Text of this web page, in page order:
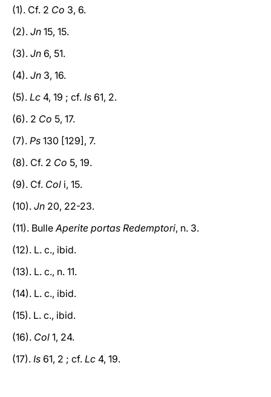
(1). Cf. 2 Co 3, 6.
(2). Jn 15, 15.
(3). Jn 6, 51.
(4). Jn 3, 16.
(5). Lc 4, 19 ; cf. Is 61, 2.
(6). 2 Co 5, 17.
(7). Ps 130 [129], 7.
(8). Cf. 2 Co 5, 19.
(9). Cf. Col i, 15.
(10). Jn 20, 22-23.
(11). BulleAperite portas Redemptori, n. 3.
(12). L. c., ibid.
(13). L. c., n. 11.
(14). L. c., ibid.
(15). L. c., ibid.
(16). Col 1, 24.
(17). Is 61, 2 ; cf. Lc 4, 19.